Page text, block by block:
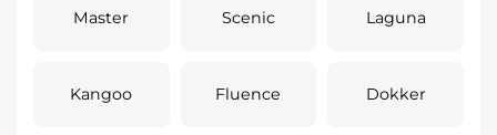
Master Scenic Laguna
Kangoo Fluence Dokker